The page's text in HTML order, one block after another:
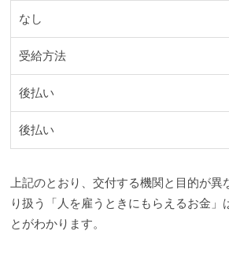
なし
受給方法
後払い
後払い
上記のとおり、交付する機関と目的が異
り扱う「人を雇うときにもらえるお金」
とがわかります。